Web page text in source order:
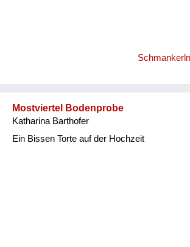
Mostviertel Bodenprobe
Katharina Barthofer
Ein Bissen Torte auf der Hochzeit